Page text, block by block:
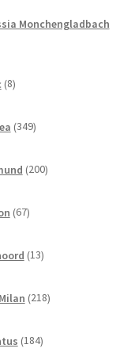
Monchengladbach
8izdelkov
349izdelkov
200izdelkov
67izdelkov
13izdelkov
218izdelkov
184izdelkov